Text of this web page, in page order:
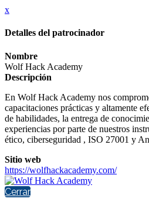
x
Detalles del patrocinador
Nombre
Wolf Hack Academy
Descripción
En Wolf Hack Academy nos
capacitaciones prácticas y altamente
de habilidades, la entrega de
experiencias por parte de nuestros
ético, ciberseguridad , ISO 27001 y
Sitio web
https://wolfhackacademy.com/
Cerrar